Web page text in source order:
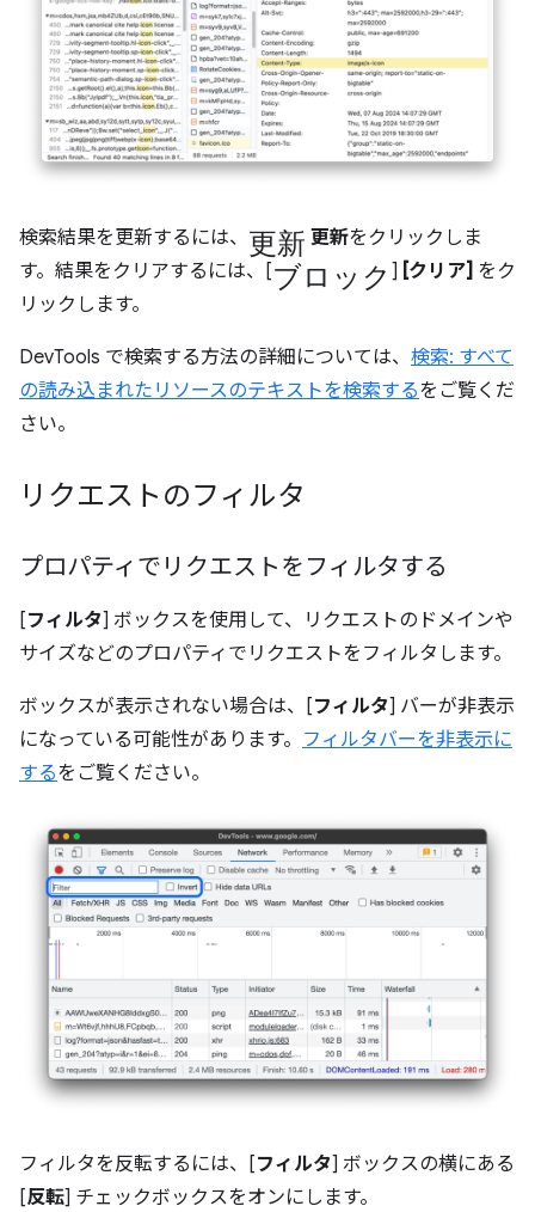
検索結果を更新するには、 更新 更新をクリックしま
す。結果をクリアするには、[ブロック ] [クリア] をク
リックします。
DevTools で検索する方法の詳細については、 検索: すべて
の読み込まれたリソースのテキストを検索するをご覧くだ
さい。
リクエストのフィルタ
プロパティでリクエストをフィルタする
[フィルタ] ボックスを使用して、リクエストのドメインや
サイズなどのプロパティでリクエストをフィルタします。
ボックスが表示されない場合は、[フィルタ] バーが非表示
になっている可能性があります。 フィルタバーを非表示に
するをご覧ください。
フィルタを反転するには、[フィルタ] ボックスの横にある
[反転] チェックボックスをオンにします。